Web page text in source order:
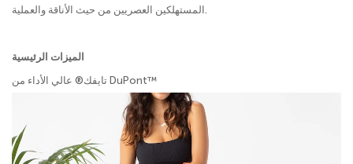
الميزات الرئيسية
تايفك® عالي الأداء من DuPont™